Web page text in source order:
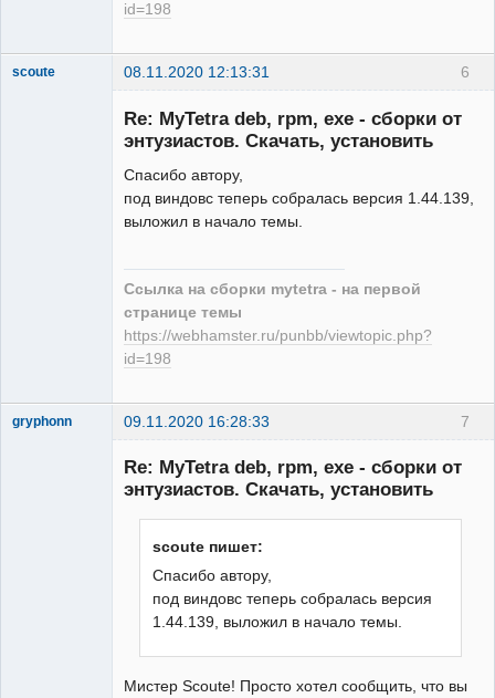
id=198
6
scoute 08.11.2020 12:13:31
Re: MyTetra deb, rpm, exe - сборки от
энтузиастов. Скачать, установить
Спасибо автору,
под виндовс теперь собралась версия 1.44.139,
выложил в начало темы.
Ссылка на сборки mytetra - на первой
странице темы
https://webhamster.ru/punbb/viewtopic.php?
id=198
7
gryphonn 09.11.2020 16:28:33
Re: MyTetra deb, rpm, exe - сборки от
энтузиастов. Скачать, установить
scoute пишет:
Спасибо автору,
под виндовс теперь собралась версия
1.44.139, выложил в начало темы.
Мистер Scoute! Просто хотел сообщить, что вы